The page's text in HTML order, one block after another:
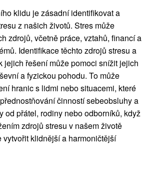
klidu je zásadní identifikovat a
z našich životů. Stres může
zdrojů, včetně práce, vztahů, financí a
Identifikace těchto zdrojů stresu a
jejich řešení může pomoci snížit jejich
a fyzickou pohodu. To může
hranic s lidmi nebo situacemi, které
činností sebeobsluhy a
od přátel, rodiny nebo odborníků, když
zdrojů stresu v našem životě
vytvořit klidnější a harmoničtější